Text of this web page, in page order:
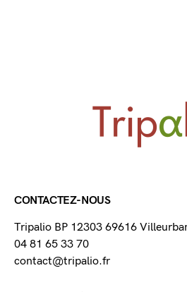
CONTACTEZ-NOUS
Tripalio BP 12303 69616
04 81 65 33 70
contact@tripalio.fr